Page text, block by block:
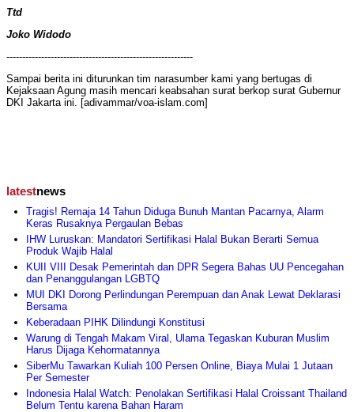
Ttd
Joko Widodo
-----------------------------------------------------------
Sampai berita ini diturunkan tim narasumber kami yang bertugas di
Kejaksaan Agung masih mencari keabsahan surat berkop surat Gubernur
DKI Jakarta ini. [adivammar/voa-islam.com]
latestnews
Tragis! Remaja 14 Tahun Diduga Bunuh Mantan Pacarnya, Alarm
Keras Rusaknya Pergaulan Bebas
IHW Luruskan: Mandatori Sertifikasi Halal Bukan Berarti Semua
Produk Wajib Halal
KUII VIII Desak Pemerintah dan DPR Segera Bahas UU Pencegahan
dan Penanggulangan LGBTQ
MUI DKI Dorong Perlindungan Perempuan dan Anak Lewat Deklarasi
Bersama
Keberadaan PIHK Dilindungi Konstitusi
Warung di Tengah Makam Viral, Ulama Tegaskan Kuburan Muslim
Harus Dijaga Kehormatannya
SiberMu Tawarkan Kuliah 100 Persen Online, Biaya Mulai 1 Jutaan
Per Semester
Indonesia Halal Watch: Penolakan Sertifikasi Halal Croissant Thailand
Belum Tentu karena Bahan Haram